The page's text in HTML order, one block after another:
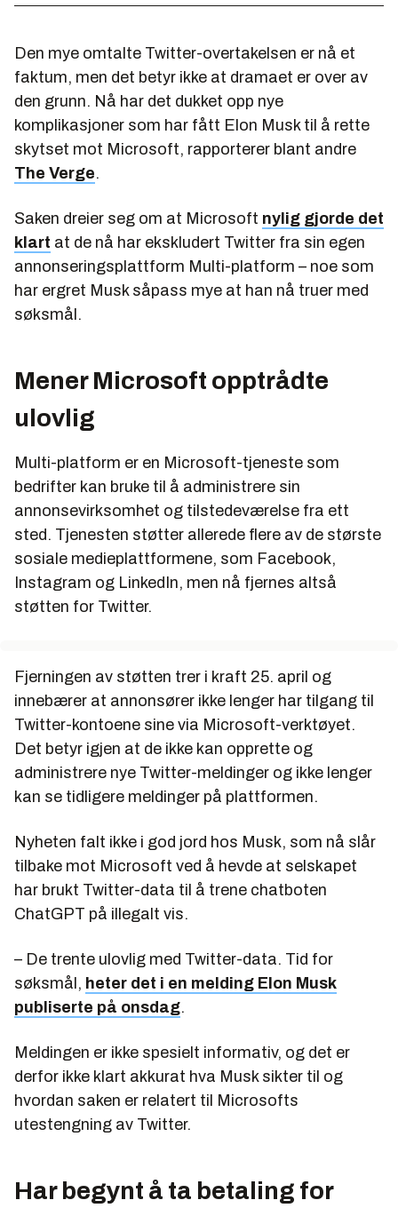
Den mye omtalte Twitter-overtakelsen er nå et
faktum, men det betyr ikke at dramaet er over av
den grunn. Nå har det dukket opp nye
komplikasjoner som har fått Elon Musk til å rette
skytset mot Microsoft, rapporterer blant andre
The Verge.
Saken dreier seg om at Microsoft nylig gjorde det
klart at de nå har ekskludert Twitter fra sin egen
annonseringsplattform Multi-platform – noe som
har ergret Musk såpass mye at han nå truer med
søksmål.
Mener Microsoft opptrådte
ulovlig
Multi-platform er en Microsoft-tjeneste som
bedrifter kan bruke til å administrere sin
annonsevirksomhet og tilstedeværelse fra ett
sted. Tjenesten støtter allerede flere av de største
sosiale medieplattformene, som Facebook,
Instagram og LinkedIn, men nå fjernes altså
støtten for Twitter.
Fjerningen av støtten trer i kraft 25. april og
innebærer at annonsører ikke lenger har tilgang til
Twitter-kontoene sine via Microsoft-verktøyet.
Det betyr igjen at de ikke kan opprette og
administrere nye Twitter-meldinger og ikke lenger
kan se tidligere meldinger på plattformen.
Nyheten falt ikke i god jord hos Musk, som nå slår
tilbake mot Microsoft ved å hevde at selskapet
har brukt Twitter-data til å trene chatboten
ChatGPT på illegalt vis.
– De trente ulovlig med Twitter-data. Tid for
søksmål, heter det i en melding Elon Musk
publiserte på onsdag.
Meldingen er ikke spesielt informativ, og det er
derfor ikke klart akkurat hva Musk sikter til og
hvordan saken er relatert til Microsofts
utestengning av Twitter.
Har begynt å ta betaling for